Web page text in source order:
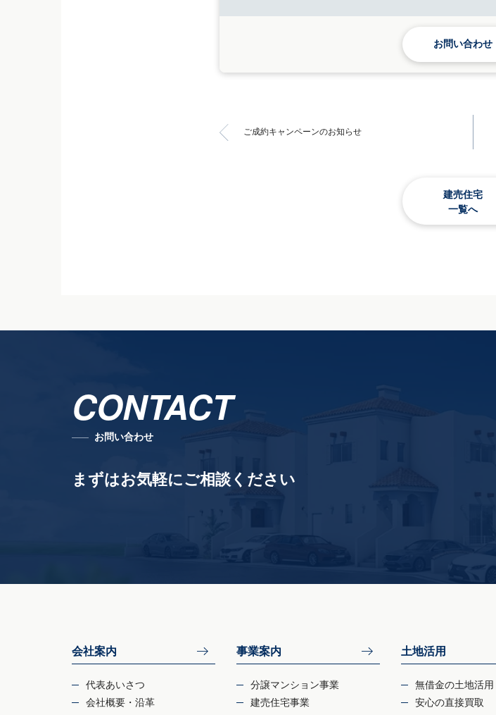
お問い合わせ
ご成約キャンペーンのお知らせ
建売住宅
一覧へ
CONTACT
お問い合わせ
まずはお気軽にご相談ください
会社案内
代表あいさつ
会社概要・沿革
事業案内
分譲マンション事業
建売住宅事業
土地活用
無借金の土地活用
安心の直接買取